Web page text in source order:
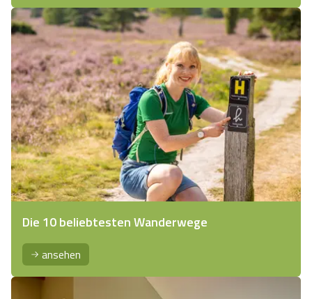
Die 10 beliebtesten Wanderwege
ansehen